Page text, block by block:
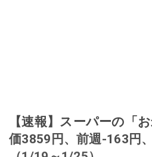
【速報】スーパーの「
価3859円、前週-163円